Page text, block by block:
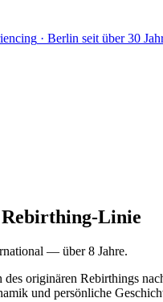
· Berlin seit über 30
Rebirthing-Linie
— über 8 Jahre.
originären Rebirthings
und persönliche